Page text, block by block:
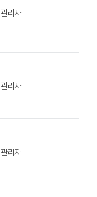
관리자
관리자
관리자